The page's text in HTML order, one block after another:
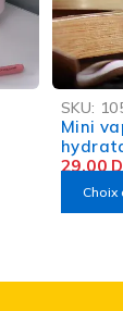
SKU:
Mini
29,00
Choix